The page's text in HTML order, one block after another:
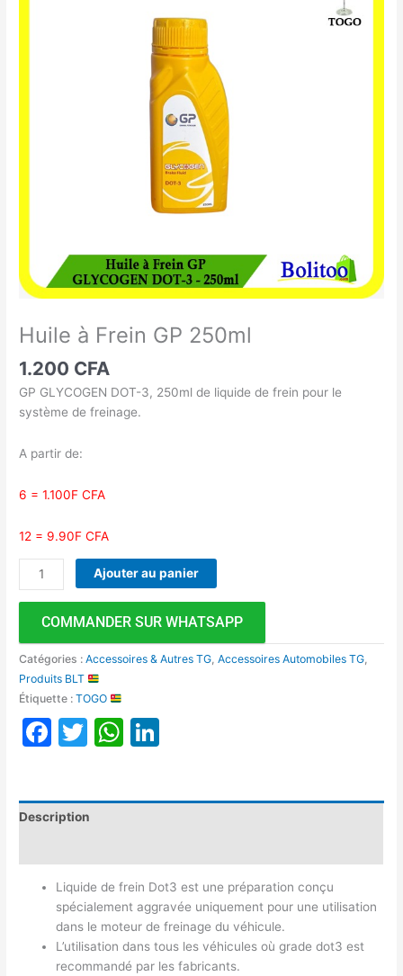
Huile à Frein GP 250ml
1.200 CFA
GP GLYCOGEN DOT-3, 250ml de liquide de frein pour le
système de freinage.
A partir de:
6 = 1.100F CFA
12 = 9.90F CFA
Ajouter au panier
COMMANDER SUR WHATSAPP
Catégories :Accessoires & Autres TG,Accessoires Automobiles TG,
Produits BLT
Étiquette :TOGO
Facebook
TwitterWhatsApp
Description
Liquide de frein Dot3 est une préparation conçu
spécialement aggravée uniquement pour une utilisation
dans le moteur de freinage du véhicule.
L’utilisation dans tous les véhicules où grade dot3 est
recommandé par les fabricants.